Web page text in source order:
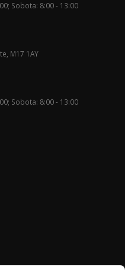
Sobota: 8:00 - 13:00
M17 1AY
Sobota: 8:00 - 13:00